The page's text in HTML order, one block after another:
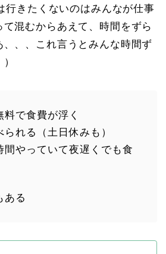
行きたくないのはみんなが仕事
混むからあえて、時間をずら
、、、これ言うとみんな時間ず
で食費が浮く
られる（土日休みも）
間やっていて夜遅くでも食
ある